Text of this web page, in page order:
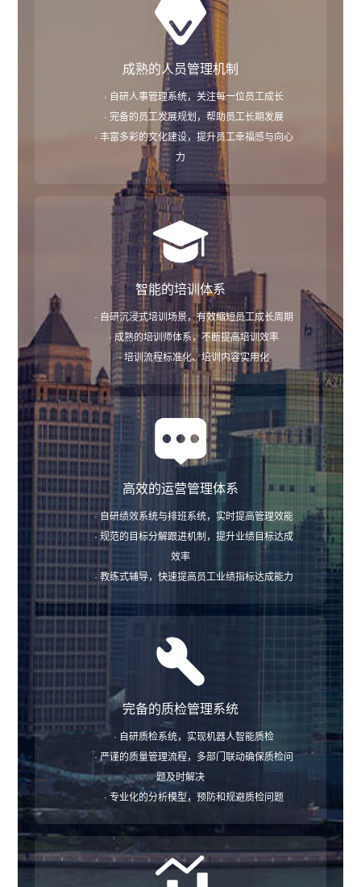
成熟的人员管理机制
· 自研人事管理系统，关注每一位员工成长
· 完备的员工发展规划，帮助员工长期发展
· 丰富多彩的文化建设，提升员工幸福感与向心
力
智能的培训体系
· 自研沉浸式培训场景，有效缩短员工成长周期
· 成熟的培训师体系，不断提高培训效率
· 培训流程标准化、培训内容实用化
高效的运营管理体系
· 自研绩效系统与排班系统，实时提高管理效能
· 规范的目标分解跟进机制，提升业绩目标达成
效率
· 教练式辅导，快速提高员工业绩指标达成能力
完备的质检管理系统
· 自研质检系统，实现机器人智能质检
· 严谨的质量管理流程，多部门联动确保质检问
题及时解决
· 专业化的分析模型，预防和规避质检问题